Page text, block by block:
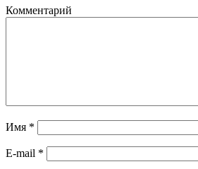
Комментарий
Имя *
E-mail *